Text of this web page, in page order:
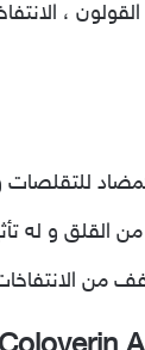
،
القلق و له
من